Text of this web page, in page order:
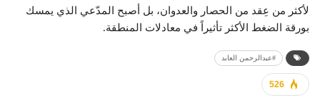
لأكثر من عِقد من الحصار والعدوان، بل أصبح المدّعي الذي يمسك
بورقة الضغط الأكثر تأثيراً في معادلات المنطقة.
#عبدالرحمن العابد
526